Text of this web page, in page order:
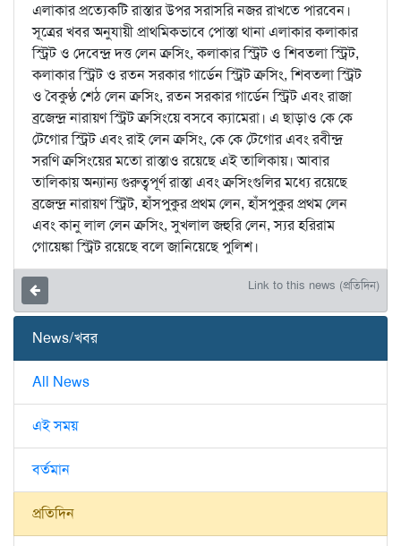
এলাকার প্রত্যেকটি রাস্তার উপর সরাসরি নজর রাখতে পারবেন।
সূত্রের খবর অনুযায়ী প্রাথমিকভাবে পোস্তা থানা এলাকার কলাকার
স্ট্রিট ও দেবেন্দ্র দত্ত লেন ক্রসিং, কলাকার স্ট্রিট ও শিবতলা স্ট্রিট,
কলাকার স্ট্রিট ও রতন সরকার গার্ডেন স্ট্রিট ক্রসিং, শিবতলা স্ট্রিট
ও বৈকুণ্ঠ শেঠ লেন ক্রসিং, রতন সরকার গার্ডেন স্ট্রিট এবং রাজা
ব্রজেন্দ্র নারায়ণ স্ট্রিট ক্রসিংয়ে বসবে ক‌্যামেরা। এ ছাড়াও কে কে
টেগোর স্ট্রিট এবং রাই লেন ক্রসিং, কে কে টেগোর এবং রবীন্দ্র
সরণি ক্রসিংয়ের মতো রাস্তাও রয়েছে এই তালিকায়। আবার
তালিকায় অন্যান্য গুরুত্বপূর্ণ রাস্তা এবং ক্রসিংগুলির মধ্যে রয়েছে
ব্রজেন্দ্র নারায়ণ স্ট্রিট, হাঁসপুকুর প্রথম লেন, হাঁসপুকুর প্রথম লেন
এবং কানু লাল লেন ক্রসিং, সুখলাল জহুরি লেন, স্যর হরিরাম
গোয়েঙ্কা স্ট্রিট রয়েছে বলে জানিয়েছে পুলিশ।
Link to this news (প্রতিদিন)
News/খবর
All News
এই সময়
বর্তমান
প্রতিদিন